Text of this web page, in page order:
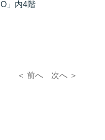
」内4階
＜ 前へ 次へ ＞